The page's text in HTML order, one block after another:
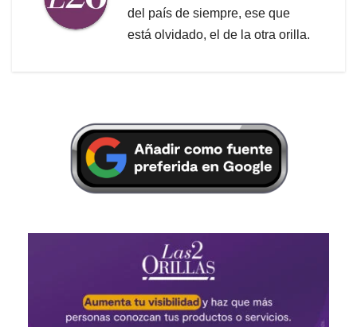
del país de siempre, ese que
está olvidado, el de la otra orilla.